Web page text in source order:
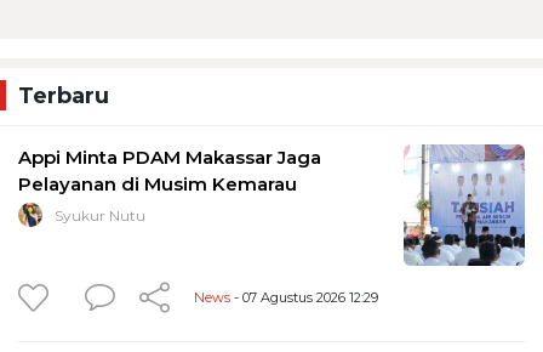
Terbaru
Appi Minta PDAM Makassar Jaga
Pelayanan di Musim Kemarau
Syukur Nutu
News - 07 Agustus 2026 12:29